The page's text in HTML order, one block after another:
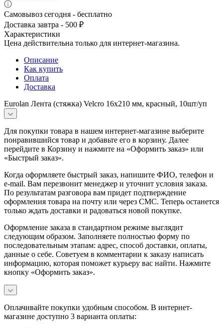
Самовывоз сегодня - бесплатно
Доставка завтра - 500 ₽
Характеристики
Цена действительна только для интернет-магазина.
Описание
Как купить
Оплата
Доставка
Eurolan Лента (стяжка) Velcro 16x210 мм, красный, 10шт/уп
Для покупки товара в нашем интернет-магазине выберите
понравившийся товар и добавьте его в корзину. Далее
перейдите в Корзину и нажмите на «Оформить заказ» или
«Быстрый заказ».
Когда оформляете быстрый заказ, напишите ФИО, телефон и
e-mail. Вам перезвонит менеджер и уточнит условия заказа.
По результатам разговора вам придет подтверждение
оформления товара на почту или через СМС. Теперь останется
только ждать доставки и радоваться новой покупке.
Оформление заказа в стандартном режиме выглядит
следующим образом. Заполняете полностью форму по
последовательным этапам: адрес, способ доставки, оплаты,
данные о себе. Советуем в комментарии к заказу написать
информацию, которая поможет курьеру вас найти. Нажмите
кнопку «Оформить заказ».
Оплачивайте покупки удобным способом. В интернет-
магазине доступно 3 варианта оплаты: